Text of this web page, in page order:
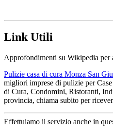
Link Utili
Approfondimenti su Wikipedia per
Pulizie casa di cura Monza San
migliori imprese di pulizie per
di Cura, Condomini, Ristoranti,
provincia, chiama subito per
Effettuiamo il servizio anche in